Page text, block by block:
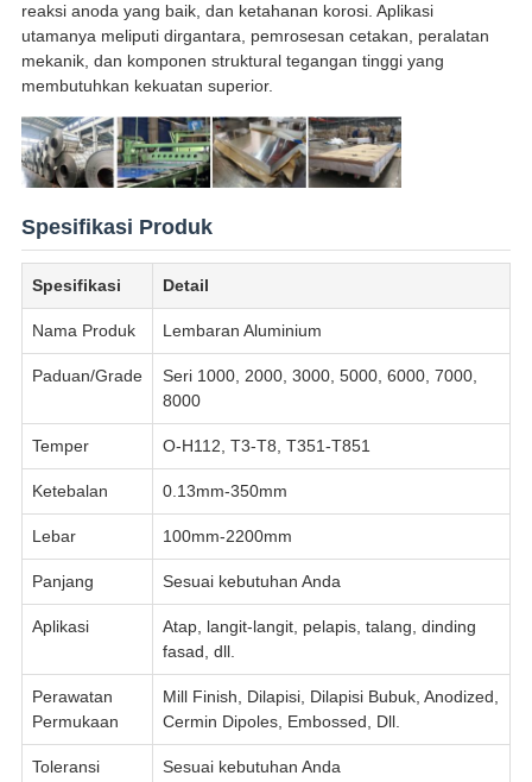
reaksi anoda yang baik, dan ketahanan korosi. Aplikasi
utamanya meliputi dirgantara, pemrosesan cetakan, peralatan
mekanik, dan komponen struktural tegangan tinggi yang
membutuhkan kekuatan superior.
Spesifikasi Produk
Spesifikasi Detail
Nama Produk Lembaran Aluminium
Paduan/Grade
Seri 1000, 2000, 3000, 5000, 6000, 7000,
8000
Temper O-H112, T3-T8, T351-T851
Ketebalan 0.13mm-350mm
Lebar 100mm-2200mm
Panjang Sesuai kebutuhan Anda
Aplikasi
Atap, langit-langit, pelapis, talang, dinding
fasad, dll.
Perawatan
Permukaan
Mill Finish, Dilapisi, Dilapisi Bubuk, Anodized,
Cermin Dipoles, Embossed, Dll.
Toleransi Sesuai kebutuhan Anda